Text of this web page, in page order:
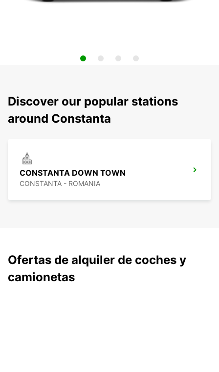
Discover our popular stations
around Constanta
CONSTANTA DOWN TOWN
CONSTANTA - ROMANIA
Ofertas de alquiler de coches y
camionetas